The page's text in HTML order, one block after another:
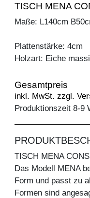
TISCH MENA
Maße: L140cm
Plattenstärke: 4cm
Holzart: Eiche
Gesamtpreis
inkl. MwSt. zzgl.
Produktionszeit 8-9
TISCH MENA
Das Modell MENA
Form und passt zu
Formen sind